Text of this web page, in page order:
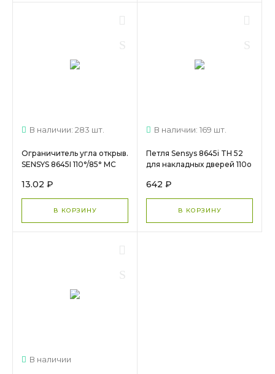
В наличии: 283 шт.
Ограничитель угла открыв.
SENSYS 8645I 110°/85° МС
13.02 ₽
В КОРЗИНУ
В наличии: 169 шт.
Петля Sensys 8645i TH 52
для накладных дверей 110о
9071577 МС 1630
642 ₽
В КОРЗИНУ
В наличии